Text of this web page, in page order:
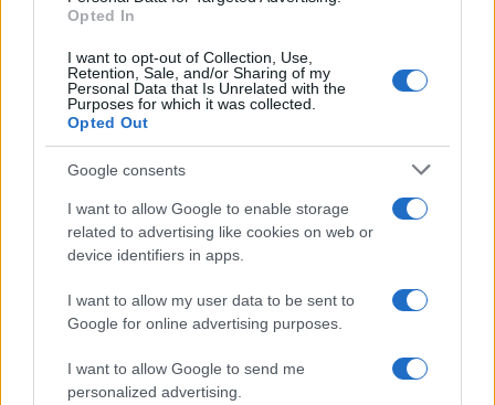
Opted In
I want to opt-out of Collection, Use,
Retention, Sale, and/or Sharing of my
Personal Data that Is Unrelated with the
Purposes for which it was collected.
Opted Out
Google consents
I want to allow Google to enable storage
related to advertising like cookies on web or
device identifiers in apps.
I want to allow my user data to be sent to
Google for online advertising purposes.
I want to allow Google to send me
personalized advertising.
18η συνεχόμενη χρονιά για τον ΟΤΕ στη διεθνή σειρά
δεικτών FTSE4Good
Alpha Bank: Για πρώτη φορά το Αρχαίο Θέατρο Επιδαύρου
άνοιξε τις πύλες του σε όλους